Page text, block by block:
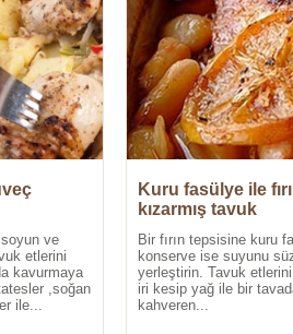
ve
etlerini
kavurmaya
,soğan
ile...
Kuru fasülye ile
kızarmış tavuk
Bir fırın tepsisine kuru
konserve ise suyunu
yerleştirin. Tavuk etlerini
iri kesip yağ ile bir
kahveren...